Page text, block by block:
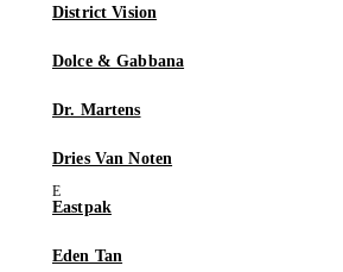
District Vision
Dolce & Gabbana
Dr. Martens
Dries Van Noten
Eastpak
Eden Tan